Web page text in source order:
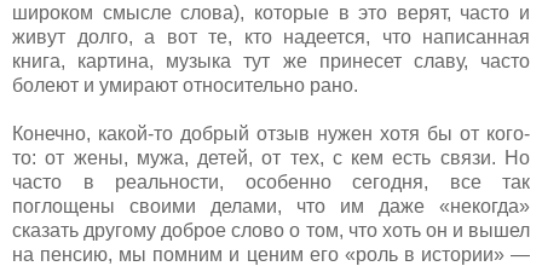
широком смысле слова), которые в это верят, часто и
живут долго, а вот те, кто надеется, что написанная
книга, картина, музыка тут же принесет славу, часто
болеют и умирают относительно рано.
Конечно, какой-то добрый отзыв нужен хотя бы от кого-
то: от жены, мужа, детей, от тех, с кем есть связи. Но
часто в реальности, особенно сегодня, все так
поглощены своими делами, что им даже «некогда»
сказать другому доброе слово о том, что хоть он и вышел
на пенсию, мы помним и ценим его «роль в истории» —